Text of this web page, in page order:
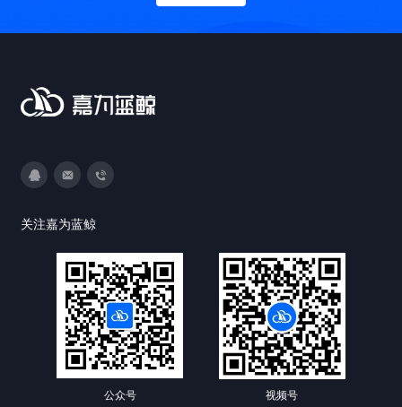
关注嘉为蓝鲸
公众号 视频号